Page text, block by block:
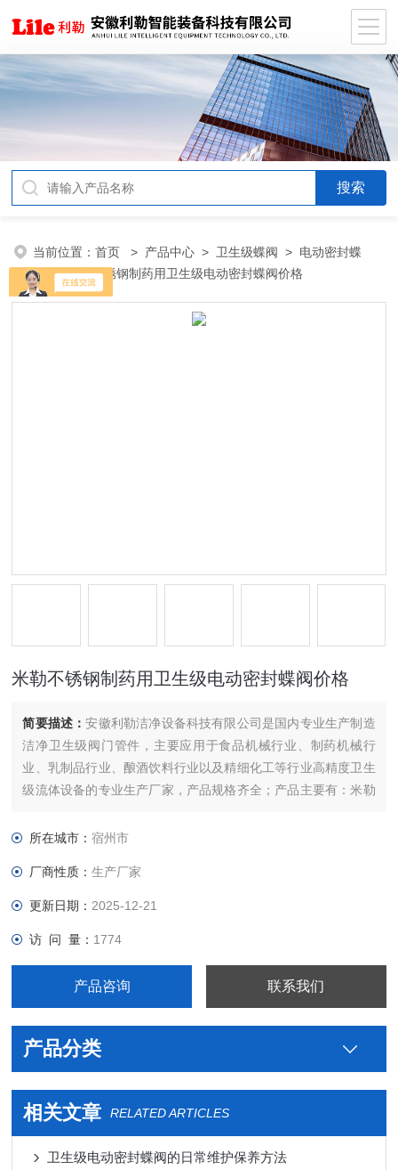
当前位置：首页 > 产品中心 > 卫生级蝶阀 > 电动密封蝶
阀
> 米勒不锈钢制药用卫生级电动密封蝶阀价格
米勒不锈钢制药用卫生级电动密封蝶阀价格
简要描述：安徽利勒洁净设备科技有限公司是国内专业生产制造
洁净卫生级阀门管件，主要应用于食品机械行业、制药机械行
业、乳制品行业、酿酒饮料行业以及精细化工等行业高精度卫生
级流体设备的专业生产厂家，产品规格齐全；产品主要有：米勒
真空法兰，真空管件，真空弯头，真空三通，真空大小头，ISO
所在城市：宿州市
厂商性质：生产厂家
更新日期： 2025-12-21
访 问 量： 1774
产品咨询 联系我们
产品分类
相关文章 RELATED ARTICLES
卫生级电动密封蝶阀的日常维护保养方法